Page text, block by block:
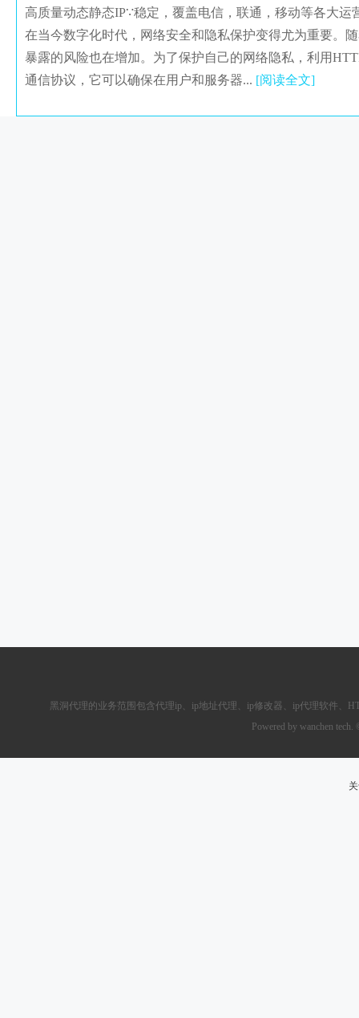
高质量动态静态IP∵稳定，覆盖电信，联通，移动等各大
在当今数字化时代，网络安全和隐私保护变得尤为重要。
暴露的风险也在增加。为了保护自己的网络隐私，利用
通信协议，它可以确保在用户和服务器... [阅读全文]
黑洞代理的业务范围包含代理ip 、ip地址代理、ip修改器、 ip代理软件
Powered by wanchen